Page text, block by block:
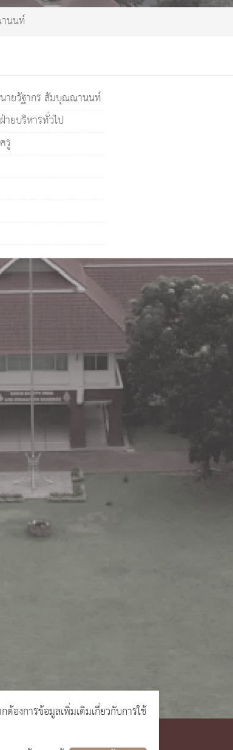
นนท์
นายวัฐากร สัมบุณณานนท์
ฝ่ายบริหารทั่วไป
ครู
ต้องการข้อมูลเพิ่มเติมเกี่ยวกับการใช้